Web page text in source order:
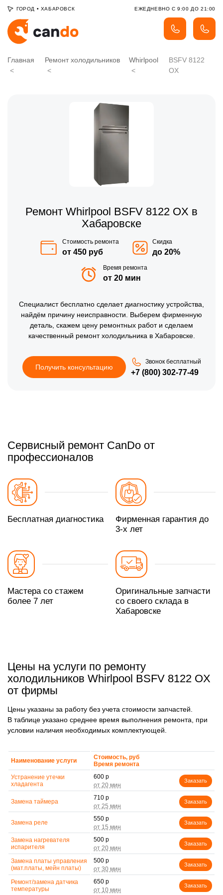
ГОРОД • ХАБАРОВСК ЕЖЕДНЕВНО С 9:00 ДО 21:00
Главная Ремонт холодильников Whirlpool
BSFV 8122
OX
Ремонт Whirlpool BSFV 8122 OX в
Хабаровске
Стоимость ремонта
от 450 руб
Скидка
до 20%
Время ремонта
от 20 мин
Специалист бесплатно сделает диагностику устройства,
найдём причину неисправности. Выберем фирменную
деталь, скажем цену ремонтных работ и сделаем
качественный ремонт холодильника в Хабаровске.
Получить консультацию
Звонок бесплатный
+7 (800) 302-77-49
Сервисный ремонт CanDo от
профессионалов
Бесплатная диагностика
Фирменная гарантия до
3-х лет
Мастера со стажем
более 7 лет
Оригинальные запчасти
со своего склада в
Хабаровске
Цены на услуги по ремонту
холодильников Whirlpool BSFV 8122 OX
от фирмы
Цены указаны за работу без учета стоимости запчастей.
В таблице указано среднее время выполнения ремонта, при
условии наличия необходимых комплектующей.
Наименование услуги
Стоимость, руб
Время ремонта
Устранение утечки
хладагента
600 р
Заказать
Замена таймера
710 р
Заказать
Замена реле
550 р
Заказать
Замена нагревателя
испарителя
500 р
Заказать
Замена платы управления
(мат.платы, мейн платы)
500 р
Заказать
Ремонт/замена датчика
температуры
650 р
Заказать